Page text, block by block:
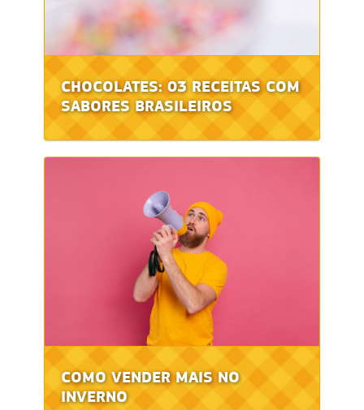
CHOCOLATES: 03 RECEITAS COM
SABORES BRASILEIROS
COMO VENDER MAIS NO
INVERNO